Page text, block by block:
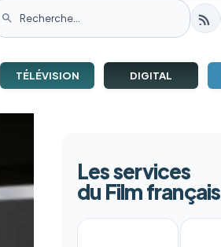
TÉLÉVISION DIGITAL
Les services
du Film français